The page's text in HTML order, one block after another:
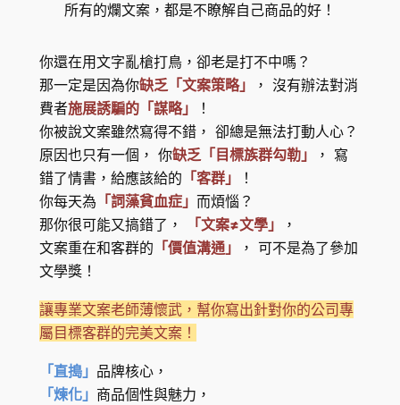
所有的爛文案，都是不瞭解自己商品的好！
你還在用文字亂槍打鳥，卻老是打不中嗎？
那一定是因為你缺乏「文案策略」
， 沒有辦法對消
費者施展誘騙的「謀略」
！
你被說文案雖然寫得不錯， 卻總是無法打動人心？
原因也只有一個， 你缺乏「目標族群勾勒」
， 寫
錯了情書，給應該給的 「客群」
！
你每天為 「詞藻貧血症」 而煩惱？
那你很可能又搞錯了，
「文案≠文學」
，
文案重在和客群的 「價值溝通」
， 可不是為了參加
文學獎！
讓專業文案老師薄懷武，幫你寫出針對你的公司專
屬目標客群的完美文案！
「直搗」 品牌核心，
「煉化」 商品個性與魅力，